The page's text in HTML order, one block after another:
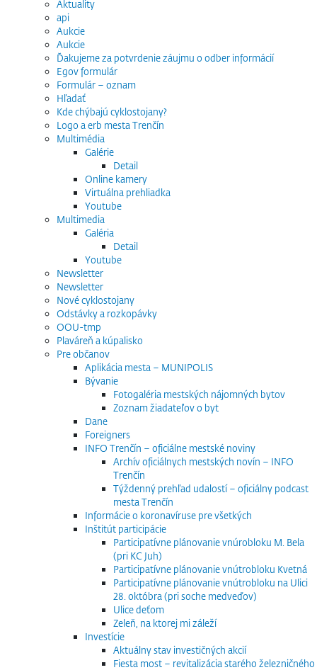
Aktuality
api
Aukcie
Aukcie
Ďakujeme za potvrdenie záujmu o odber informácií
Egov formulár
Formulár – oznam
Hľadať
Kde chýbajú cyklostojany?
Logo a erb mesta Trenčín
Multimédia
Galérie
Detail
Online kamery
Virtuálna prehliadka
Youtube
Multimedia
Galéria
Detail
Youtube
Newsletter
Newsletter
Nové cyklostojany
Odstávky a rozkopávky
OOU-tmp
Plaváreň a kúpalisko
Pre občanov
Aplikácia mesta – MUNIPOLIS
Bývanie
Fotogaléria mestských nájomných bytov
Zoznam žiadateľov o byt
Dane
Foreigners
INFO Trenčín – oficiálne mestské noviny
Archív oficiálnych mestských novín – INFO
Trenčín
Týždenný prehľad udalostí – oficiálny podcast
mesta Trenčín
Informácie o koronavíruse pre všetkých
Inštitút participácie
Participatívne plánovanie vnúrobloku M. Bela
(pri KC Juh)
Participatívne plánovanie vnútrobloku Kvetná
Participatívne plánovanie vnútrobloku na Ulici
28. októbra (pri soche medveďov)
Ulice deťom
Zeleň, na ktorej mi záleží
Investície
Aktuálny stav investičných akcií
Fiesta most – revitalizácia starého železničného